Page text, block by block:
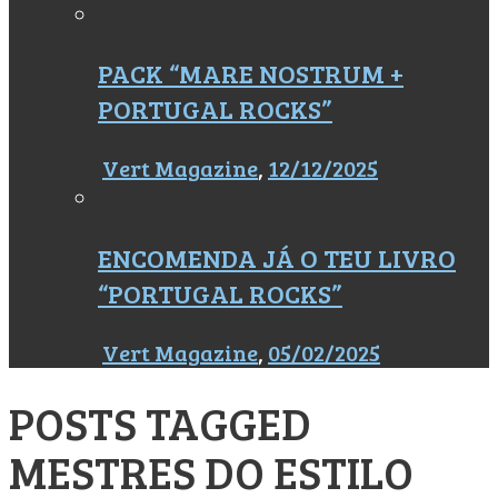
PACK “MARE NOSTRUM +
PORTUGAL ROCKS”
Vert Magazine, 12/12/2025
ENCOMENDA JÁ O TEU LIVRO
“PORTUGAL ROCKS”
Vert Magazine, 05/02/2025
POSTS TAGGED
MESTRES DO ESTILO